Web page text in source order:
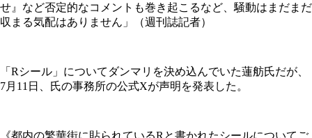
せ』など否定的なコメントも巻き起こるなど、騒動はまだまだ
収まる気配はありません」（週刊誌記者）
「Rシール」についてダンマリを決め込んでいた蓮舫氏だが、
7月11日、氏の事務所の公式Xが声明を発表した。
《都内の繁華街に貼られているRと書かれたシールについてご